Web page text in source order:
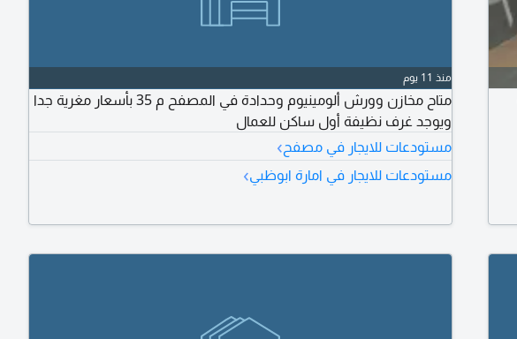
منذ 11 يوم
متاح مخازن وورش ألومينيوم وحدادة في المصفح م 35 بأسعار مغرية جدا
ويوجد غرف نظيفة أول ساكن للعمال
مستودعات للايجار في مصفح›
مستودعات للايجار في امارة ابوظبي›